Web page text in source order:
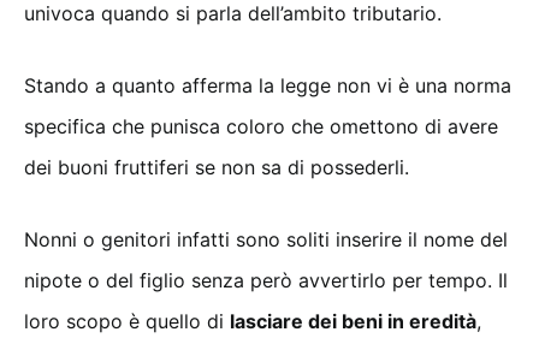
univoca quando si parla dell’ambito tributario.
Stando a quanto afferma la legge non vi è una norma
specifica che punisca coloro che omettono di avere
dei buoni fruttiferi se non sa di possederli.
Nonni o genitori infatti sono soliti inserire il nome del
nipote o del figlio senza però avvertirlo per tempo. Il
loro scopo è quello di lasciare dei beni in eredità,